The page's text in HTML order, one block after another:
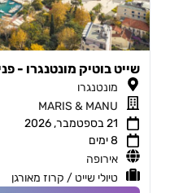
שייט בוטיק מונטנגרו -
מונטנגרו
MARIS & MANU
21 בספטמבר, 2026
8 ימים
אירופה
טיולי שייט / קרוז מאורגן